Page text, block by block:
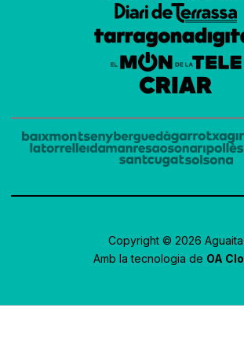
Copyright © 2026 Aguaita
Amb la tecnologia de OA